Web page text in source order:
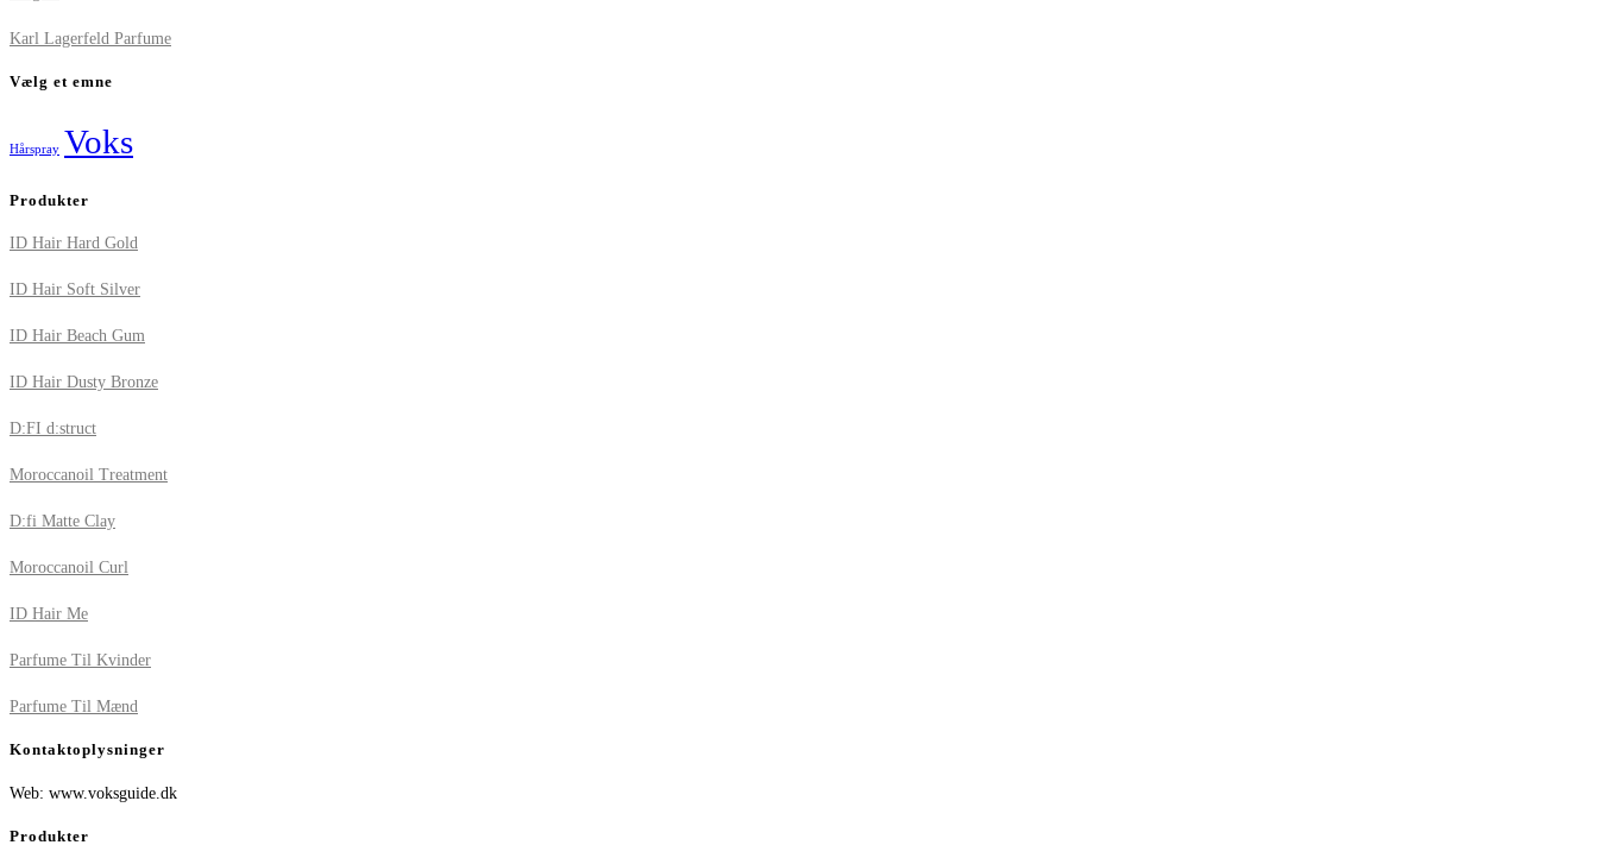
Karl Lagerfeld Parfume
Vælg et emne
Hårspray Voks
Produkter
ID Hair Hard Gold
ID Hair Soft Silver
ID Hair Beach Gum
ID Hair Dusty Bronze
D:FI d:struct
Moroccanoil Treatment
D:fi Matte Clay
Moroccanoil Curl
ID Hair Me
Parfume Til Kvinder
Parfume Til Mænd
Kontaktoplysninger
Web: www.voksguide.dk
Produkter